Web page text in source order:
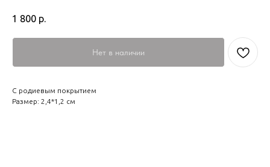
1 800 р.
Нет в наличии
С родиевым покрытием
Размер: 2,4*1,2 см